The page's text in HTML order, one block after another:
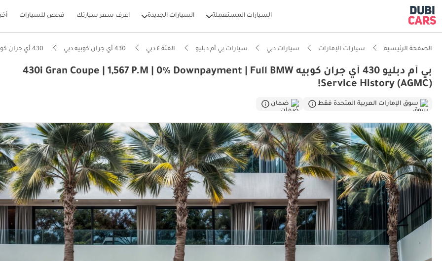
السيارات المستعملة السيارات الجديدة اعرف سعر سيارتك فحص للسيارات
الصفحة الرئيسية سيارات الإمارات سيارات دبي سيارات بي أم دبليو الفئة ٤ دبي
بي أم دبليو 430 أي جران كوبيه 430i Gran Coupe | 1,567 P.M | 0% Downpayment | Full BMW
Service History (AGMC)!
سوق الإمارات العربية المتحدة فقط ضمان